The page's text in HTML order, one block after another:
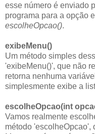
esse número é enviado
programa para a opção
escolheOpcao().
exibeMenu()
Um método simples
'exibeMenu()', que não
retorna nenhuma
simplesmente exibe a
escolheOpcao(int
Vamos realmente
método 'escolheOpcao',